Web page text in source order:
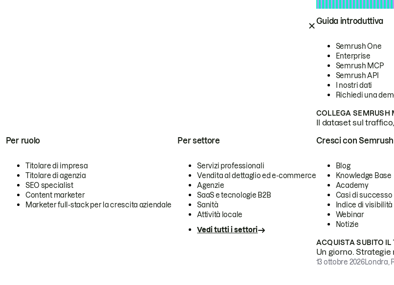
Guida introduttiva
Semrush One
Enterprise
Semrush MCP
Semrush API
I nostri dati
Richiedi una
COLLEGA SEMRUSH
Il dataset sul
Per ruolo
Titolare di impresa
Titolare di agenzia
SEO specialist
Content marketer
Marketer full-stack per la crescita aziendale
Per settore
Servizi professionali
Vendita al dettaglio ed e-commerce
Agenzie
SaaS e tecnologie B2B
Sanità
Attività locale
Vedi tutti i settori
Cresci con Semrush
Blog
Knowledge Base
Academy
Casi di successo
Indice di visibilità
Webinar
Notizie
ACQUISTA SUBITO IL
Un giorno.
13 ottobre 2026Londra,